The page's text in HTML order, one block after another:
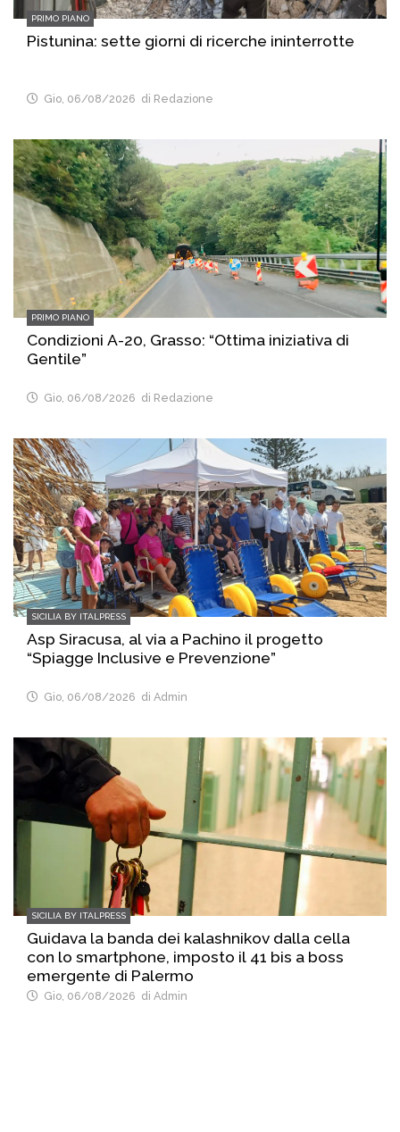
PRIMO PIANO
Pistunina: sette giorni di ricerche ininterrotte
Gio, 06/08/2026 di Redazione
PRIMO PIANO
Condizioni A-20, Grasso: “Ottima iniziativa di
Gentile”
Gio, 06/08/2026 di Redazione
SICILIA BY ITALPRESS
Asp Siracusa, al via a Pachino il progetto
“Spiagge Inclusive e Prevenzione”
Gio, 06/08/2026 di Admin
SICILIA BY ITALPRESS
Guidava la banda dei kalashnikov dalla cella
con lo smartphone, imposto il 41 bis a boss
emergente di Palermo
Gio, 06/08/2026 di Admin